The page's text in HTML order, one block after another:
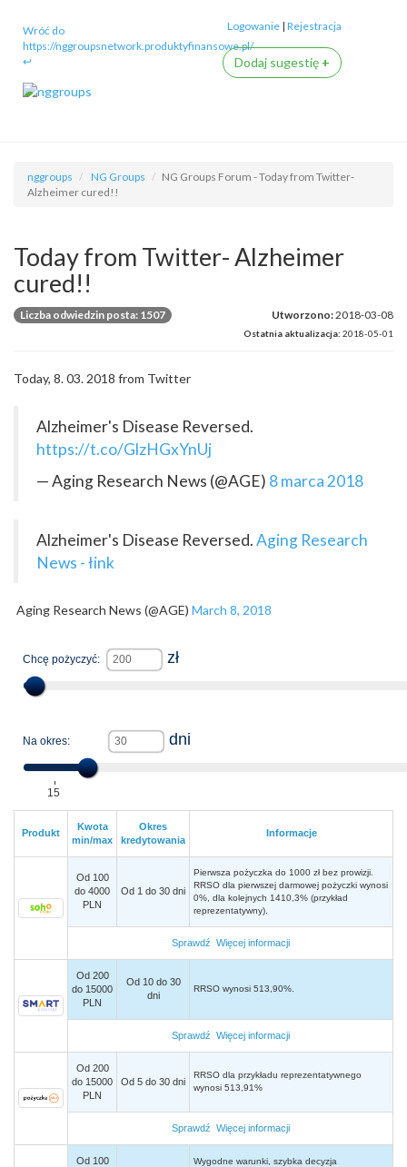
Wróć do
https://nggroupsnetwork.produktyfinansowe.pl/
↩
Logowanie |Rejestracja
Dodaj sugestię +
nggroups NG Groups
NG Groups Forum - Today from Twitter-
Alzheimer cured!!
Today from Twitter- Alzheimer
cured!!
Utworzono:2018-03-08
Ostatnia aktualizacja: 2018-05-01
Liczba odwiedzin posta: 1507
Today, 8. 03. 2018 from Twitter
Alzheimer's Disease Reversed.
https://t.co/GlzHGxYnUj
— Aging Research News (@AGE) 8 marca 2018
Alzheimer's Disease Reversed.Aging Research
News - łink
Aging Research News (@AGE) March 8, 2018
Chcę pożyczyć: zł
Na okres: dni
15
Produkt
Kwota
min/max
Okres
kredytowania
Informacje
Od 100
do 4000
PLN
Od 1 do 30 dni
Pierwsza pożyczka do 1000 zł bez prowizji.
RRSO dla pierwszej darmowej pożyczki wynosi
0%, dla kolejnych 1410,3% (przykład
reprezentatywny).
Sprawdź Więcej informacji
Od 200
do 15000
PLN
Od 10 do 30
dni
RRSO wynosi 513,90%.
Sprawdź Więcej informacji
Od 200
do 15000
PLN
Od 5 do 30 dni
RRSO dla przykładu reprezentatywnego
wynosi 513,91%
Sprawdź Więcej informacji
Od 100
Wygodne warunki, szybka decyzja